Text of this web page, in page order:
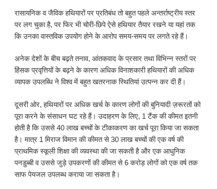
रासायनिक व जैविक हथियारों पर प्रतिबंध तो बहुत पहले अन्तर्राष्ट्रीय स्तर
पर लग चुका है, पर फिर भी चोरी-छिपे ऐसे हथियार तैयार रखने या यहां तक
कि उनका वास्तविक उपयोग होने के आरोप समय-समय पर लगते रहे हैं।
अनेक देशों के बीच बढ़ते तनाव, आंतकवाद के प्रसार तथा विभिन्न स्तरों पर
हिंसक प्रवृत्तियों के बढ़ने के कारण अधिक विनाशकारी हथियारों की अधिक
व्यापक उपलब्धि ने विश्व में बहुत खतरनाक स्थितियां उत्पन्न कर दी हैं।
दूसरी ओर, हथियारों पर अधिक खर्च के कारण लोगों की बुनियादी ज़रूरतों को
पूरा करने के संसाधन घट रहे हैं। उदाहरण के लिए, 1 टैंक की कीमत इतनी
होती है कि उससे 40 लाख बच्चों के टीकाकरण का खर्च पूरा किया जा सकता
है। मात्र 1 मिराज विमान की कीमत से 30 लाख बच्चों की एक वर्ष की
प्राथमिक स्कूली शिक्षा की व्यवस्था की जा सकती है और एक आधुनिक
पनडुब्बी व उससे जुड़े उपकरणों की कीमत से 6 करोड़ लोगों को एक वर्ष तक
साफ पेयजल उपलब्ध कराया जा सकता है।